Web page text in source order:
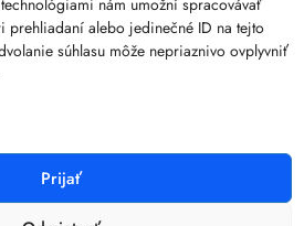
nám umožní spracovávať
prehliadaní alebo jedinečné ID na tejto
súhlasu môže nepriaznivo ovplyvniť
Prijať
údajov Obchodné podmienky
súborov cookies